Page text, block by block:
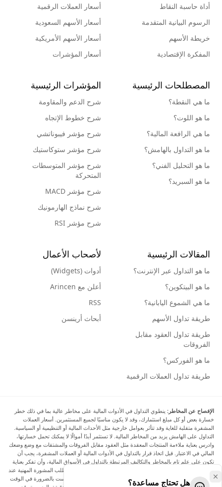
أداة حاسبة النقاط
الرسوم البيانية المتقدمة
خريطة الأسهم
المفكرة الإقتصادية
أسعار العملات الرقمية
أسعار الأسهم السعودية
أسعار الأسهم الأمريكية
أسعار المؤشرات
المصطلحات الرئيسية
ما هي النقطة؟
ما هو اللوت؟
ما هي الرافعة المالية؟
ما هو التداول بالهامش؟
ما هو التحليل الفني؟
ما هو السبريد؟
المؤشرات الرئيسية
شرح الدعم والمقاومة
شرح خطوط الإتجاه
شرح مؤشر فيبوناتشي
شرح مؤشر ستوكاستيك
شرح مؤشر المتوسطات
المتحركة
شرح مؤشر MACD
شرح نماذج الهارمونيك
شرح مؤشر RSI
المقالات الرئيسية
ما هو التداول عبر الإنترنت؟
ما هو البيتكوين؟
ما هي الشموع اليابانية؟
طريقة تداول الأسهم
طريقة تداول العقود مقابل
الفروقات
ما هو الفوركس؟
طريقة تداول العملات الرقمية
لأصحاب الأعمال
أدوات (Widgets)
أعلن مع Arincen
RSS
أبحاث أرينسن
الإفصاح عن المخاطر: ينطوي التداول في الأدوات المالية على مخاطر عالية بما في ذلك خطر
خسارة بعض أو كل مبلغ استثمارك، وقد لا يكون مناسبًا لجميع المستثمرين. أسعار العملات
المشفرة متقلبة للغاية وقد تتأثر بعوامل خارجية مثل الأحداث المالية أو التنظيمية أو السياسية.
التداول على الهامش يزيد من المخاطر المالية. لا تستثمر أبدًا أموالًا لا يمكنك تحمل خسارتها،
وادرس بعناية ملاءمة المنتجات المعقدة مثل العقود مقابل الفروقات والمشتقات مع وضع وضعك
المالي في الاعتبار. قبل اتخاذ قرار بالتداول في الأدوات المالية أو العملات المشفرة، يجب أن
تكون على علم تام بالمخاطر والتكاليف المرتبطة بالتداول في الأسواق المالية، وأن تفكر بعناية
في أهدافك الاستثمارية ومستوى خبرتك ورغبتك في المخاطرة، وأن تطلب المشورة المهنية عند
الحاجة. تود Arincen أن تذكرك بأن البيانات الواردة في هذا الموقع ليست بالضرورة في الوقت
هل تحتاج مساعدة؟